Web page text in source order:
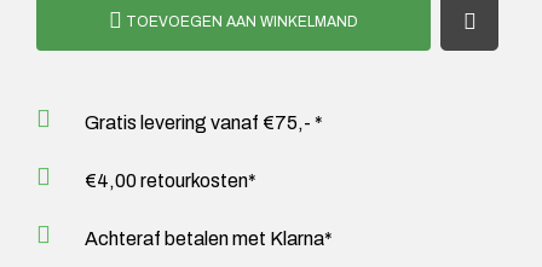
TOEVOEGEN AAN WINKELMAND
Gratis levering vanaf €75,- *
€4,00 retourkosten*
Achteraf betalen met Klarna*